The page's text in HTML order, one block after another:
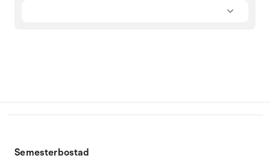
Semesterbostad